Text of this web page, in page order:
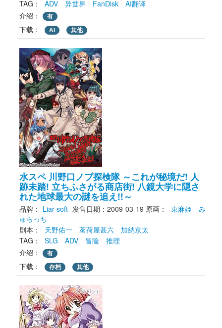
TAG：
ADV 异世界 FanDisk
AI翻译
介绍：
有
下载： AI 其他
水スペ 川野口ノブ探検隊 ～これが秘境だ! 人
跡未踏! 立ちふさがる商店街! 八鏡大学に隠さ
れた地球最大の謎を追え!!～
品牌： Liar-soft 发售日期：2009-03-19 原画： 東麻姫
み
ゅらっち
剧本：
天野佑一 茗荷屋甚六
加納京太
TAG：
SLG ADV 冒险
推理
介绍：
有
下载： 存档 其他